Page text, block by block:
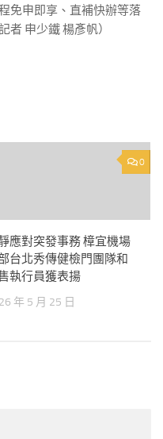
免申即享、直補快辦等落
者 申少鐵 楊彥帆）
0
應對突發事務 樟宜機場
台北秀傳健檢門團隊和
執行員獲表揚
年 5 月 25 日